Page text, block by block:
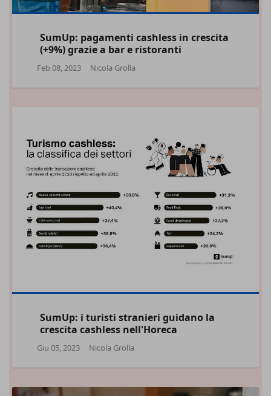
SumUp: pagamenti cashless in crescita
(+9%) grazie a bar e ristoranti
Feb 08, 2023 Nicola Grolla
SumUp: i turisti stranieri guidano la
crescita cashless nell'Horeca
Giu 05, 2023 Nicola Grolla